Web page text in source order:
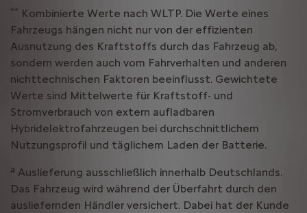
** Kombinierte Werte nach WLTP. Die Werte eines
Fahrzeugs hängen nicht nur von der effizienten
Ausnutzung des Kraftstoffs durch das Fahrzeug ab,
sondern werden auch vom Fahrverhalten und anderen
nichttechnischen Faktoren beeinflusst. Gewichtete
Werte sind Mittelwerte für Kraftstoff- und
Stromverbrauch von extern aufladbaren
Hybridelektrofahrzeugen bei durchschnittlichem
Nutzungsprofil und täglichem Laden der Batterie.
a Auslieferung ausschließlich innerhalb Deutschlands.
Das Fahrzeug wird während der Überfahrt durch den
ausliefernden Händler versichert. Dabei hat der Kunde